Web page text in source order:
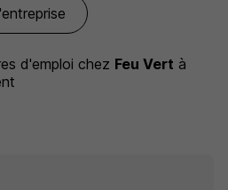
d'emploi chez Feu Vert à